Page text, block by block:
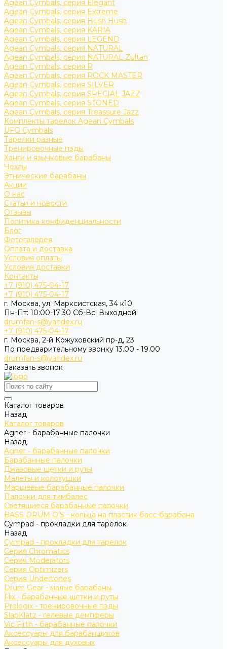
Agean Cymbals, серия Elegant
Agean Cymbals, серия Extreme
Agean Cymbals, серия Hush Hush
Agean Cymbals, серия KARIA
Agean Cymbals, серия LEGEND
Agean Cymbals, серия NATURAL
Agean Cymbals, серия NATURAL Zultan
Agean Cymbals, серия R
Agean Cymbals, серия ROCK MASTER
Agean Cymbals, серия SILVER
Agean Cymbals, серия SPECIAL JAZZ
Agean Cymbals, серия STONED
Agean Cymbals, серия Treassure Jazz
Комплекты тарелок Agean Cymbals
UFO Cymbals
Тарелки разные
Тренировочные пэды
Ханги и язычковые барабаны
Чехлы
Этнические барабаны
Акции
О нас
Статьи и новости
Отзывы
Политика конфиденциальности
Блог
Фотогалерея
Оплата и доставка
Условия оплаты
Условия доставки
Контакты
+7 (910) 475-04-17
+7 (910) 475-04-17
г. Москва, ул. Марксистская, 34 к10
Пн-Пт: 10:00-17:30 Cб-Вс: Выходной
drumfan-s@yandex.ru
+7 (910) 475-04-17
г. Москва, 2-й Кожуховский пр-д, 23
По предварительному звонку 13.00 - 19.00
drumfan-s@yandex.ru
Заказать звонок
Каталог товаров
Назад
Каталог товаров
Agner - барабанные палочки
Назад
Agner - барабанные палочки
Барабанные палочки
Джазовые щетки и руты
Малеты и колотушки
Маршевые барабанные палочки
Палочки для тимбалес
Светящиеся барабанные палочки
BASS DRUM O’S - кольца на пластик басс-барабана
Cympad - прокладки для тарелок
Назад
Cympad - прокладки для тарелок
Серия Chromatics
Серия Moderators
Серия Optimizers
Серия Undertones
Drum Gear - малые барабаны
Flix - барабанные щетки и руты
Prologix - тренировочные пэды
SlapKlatz - гелевые демпферы
Vic Firth - барабанные палочки
Аксессуары для барабанщиков
Аксессуары для духовых